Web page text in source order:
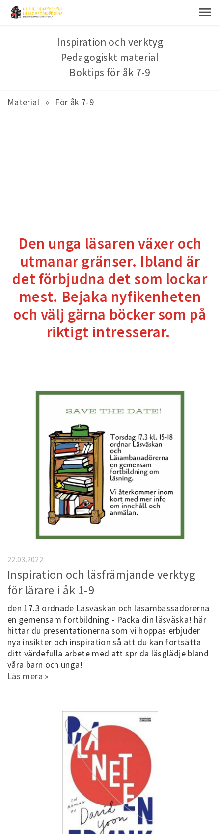
Material För åk 7-9
Inspiration och verktyg
Pedagogiskt material
Boktips för åk 7-9
Den unga läsaren växer och
utmanar gränser. Ibland är
det förbjudna det som lockar
mest. Bejaka nyfikenheten
och välj gärna böcker som på
riktigt intresserar.
Inspiration och läsfrämjande verktyg
för lärare i åk 1-9
den 17.3 ordnade Läsväskan och läsambassadörerna
en gemensam fortbildning - Packa din läsväska! här
hittar du presentationerna som vi hoppas erbjuder
nya insikter och inspiration så att du kan fortsätta
ditt värdefulla arbete med att sprida läsglädje bland
våra barn och unga!
Läs mera »
22.03.2022